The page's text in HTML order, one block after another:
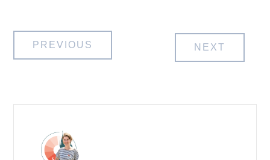
Navigation
PREVIOUS NEXT